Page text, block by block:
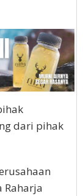
dari pihak
Raharja